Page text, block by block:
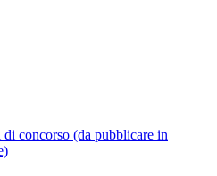
di concorso (da pubblicare in